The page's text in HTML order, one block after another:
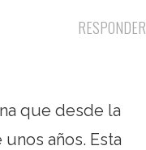
RESPONDER
que desde la
años. Esta